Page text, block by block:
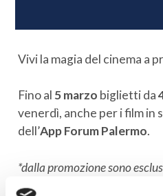
Vivi la magia del cinema a
Fino al 5 marzo biglietti da
venerdì, anche per i film in
dell’App Forum Palermo.
*dalla promozione sono
film evento.